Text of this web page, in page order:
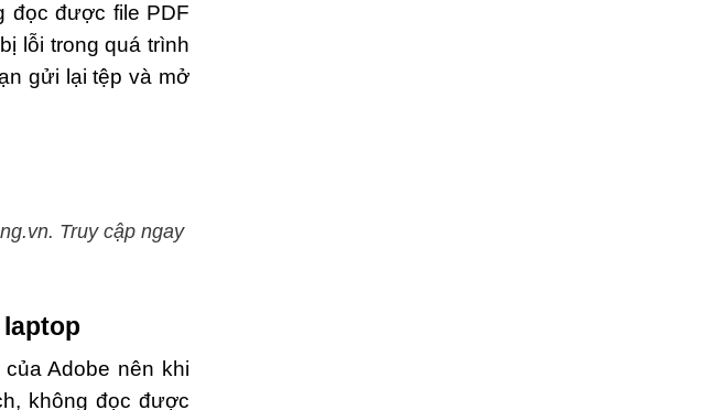
đọc được file PDF
lỗi trong quá trình
gửi lại tệp và mở
Truy cập ngay
laptop
Adobe nên khi
không đọc được